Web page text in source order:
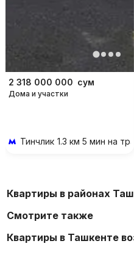
2 318 000 000 сум
Дома и участки
Тинчлик 1.3 км 5 мин на
Квартиры в районах
Смотрите также
Квартиры в Ташкенте